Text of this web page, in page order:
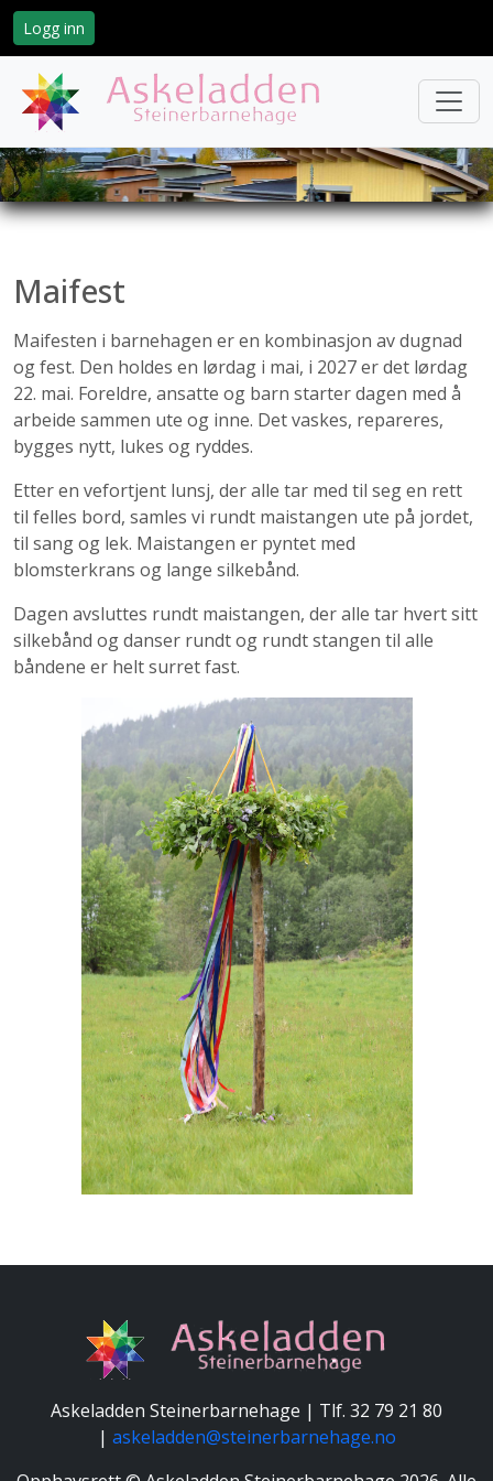
Logg inn
Maifest
Maifesten i barnehagen er en kombinasjon av dugnad
og fest. Den holdes en lørdag i mai, i 2027 er det lørdag
22. mai. Foreldre, ansatte og barn starter dagen med å
arbeide sammen ute og inne. Det vaskes, repareres,
bygges nytt, lukes og ryddes.
Etter en vefortjent lunsj, der alle tar med til seg en rett
til felles bord, samles vi rundt maistangen ute på jordet,
til sang og lek. Maistangen er pyntet med
blomsterkrans og lange silkebånd.
Dagen avsluttes rundt maistangen, der alle tar hvert sitt
silkebånd og danser rundt og rundt stangen til alle
båndene er helt surret fast.
Askeladden Steinerbarnehage | Tlf. 32 79 21 80
| askeladden@steinerbarnehage.no